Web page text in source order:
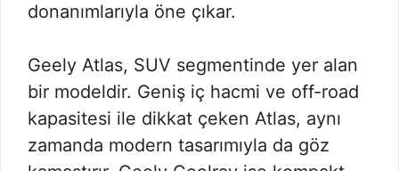
donanımlarıyla öne çıkar.
Geely Atlas, SUV segmentinde yer alan
bir modeldir. Geniş iç hacmi ve off-road
kapasitesi ile dikkat çeken Atlas, aynı
zamanda modern tasarımıyla da göz